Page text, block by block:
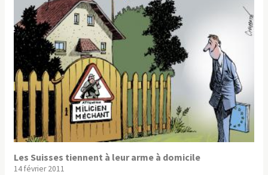
Les Suisses tiennent à leur arme à domicile
14 février 2011